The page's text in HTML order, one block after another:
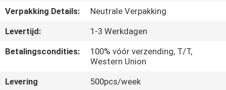
CONTACTEER
ONS
NIEUWS
Verpakking Details:
Neutrale Verpakking
Levertijd:
1-3 Werkdagen
Betalingscondities:
100% vóór verzending, T/T,
Western Union
Levering
500pcs/week